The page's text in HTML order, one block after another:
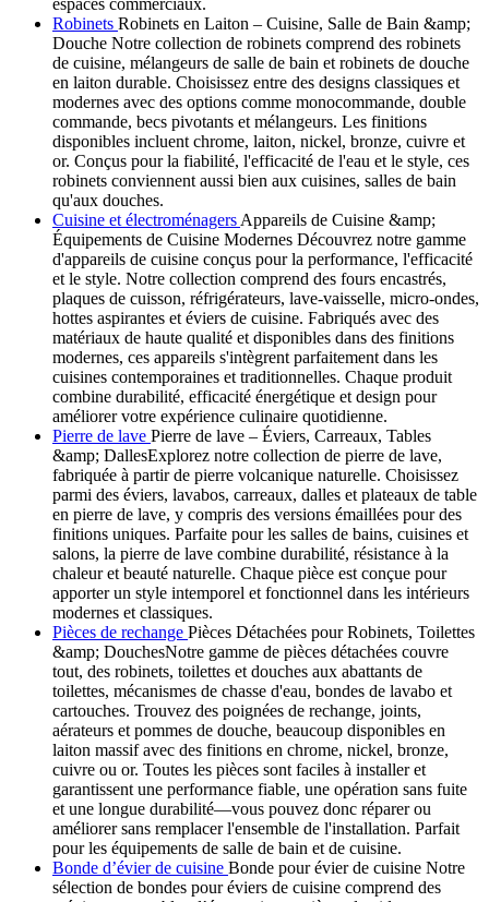
espaces commerciaux.
Robinets Robinets en Laiton – Cuisine, Salle de Bain &amp;
Douche Notre collection de robinets comprend des robinets
de cuisine, mélangeurs de salle de bain et robinets de douche
en laiton durable. Choisissez entre des designs classiques et
modernes avec des options comme monocommande, double
commande, becs pivotants et mélangeurs. Les finitions
disponibles incluent chrome, laiton, nickel, bronze, cuivre et
or. Conçus pour la fiabilité, l'efficacité de l'eau et le style, ces
robinets conviennent aussi bien aux cuisines, salles de bain
qu'aux douches.
Cuisine et électroménagers Appareils de Cuisine &amp;
Équipements de Cuisine Modernes Découvrez notre gamme
d'appareils de cuisine conçus pour la performance, l'efficacité
et le style. Notre collection comprend des fours encastrés,
plaques de cuisson, réfrigérateurs, lave-vaisselle, micro-ondes,
hottes aspirantes et éviers de cuisine. Fabriqués avec des
matériaux de haute qualité et disponibles dans des finitions
modernes, ces appareils s'intègrent parfaitement dans les
cuisines contemporaines et traditionnelles. Chaque produit
combine durabilité, efficacité énergétique et design pour
améliorer votre expérience culinaire quotidienne.
Pierre de lave Pierre de lave – Éviers, Carreaux, Tables
&amp; DallesExplorez notre collection de pierre de lave,
fabriquée à partir de pierre volcanique naturelle. Choisissez
parmi des éviers, lavabos, carreaux, dalles et plateaux de table
en pierre de lave, y compris des versions émaillées pour des
finitions uniques. Parfaite pour les salles de bains, cuisines et
salons, la pierre de lave combine durabilité, résistance à la
chaleur et beauté naturelle. Chaque pièce est conçue pour
apporter un style intemporel et fonctionnel dans les intérieurs
modernes et classiques.
Pièces de rechange Pièces Détachées pour Robinets, Toilettes
&amp; DouchesNotre gamme de pièces détachées couvre
tout, des robinets, toilettes et douches aux abattants de
toilettes, mécanismes de chasse d'eau, bondes de lavabo et
cartouches. Trouvez des poignées de rechange, joints,
aérateurs et pommes de douche, beaucoup disponibles en
laiton massif avec des finitions en chrome, nickel, bronze,
cuivre ou or. Toutes les pièces sont faciles à installer et
garantissent une performance fiable, une opération sans fuite
et une longue durabilité—vous pouvez donc réparer ou
améliorer sans remplacer l'ensemble de l'installation. Parfait
pour les équipements de salle de bain et de cuisine.
Bonde d’évier de cuisine Bonde pour évier de cuisine Notre
sélection de bondes pour éviers de cuisine comprend des